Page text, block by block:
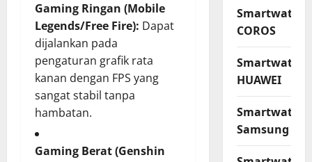
Gaming Ringan (Mobile
Legends/Free Fire): Dapat
dijalankan pada
pengaturan grafik rata
kanan dengan FPS yang
sangat stabil tanpa
hambatan.
Gaming Berat (Genshin
Smartwatch
COROS
Smartwatch
HUAWEI
Smartwatch
Samsung